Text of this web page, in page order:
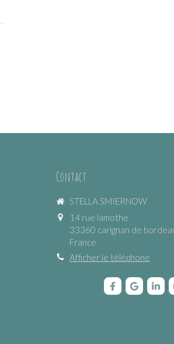
Contact
STELLA SMIERNOW
14 rue lamothe
33360 carignan de
France
Afficher le téléphone